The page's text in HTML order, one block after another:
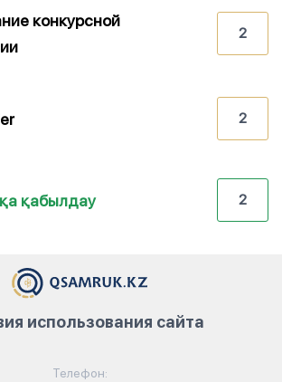
конкурсной
2
2
қабылдау 2
Телефон:
использования сайта